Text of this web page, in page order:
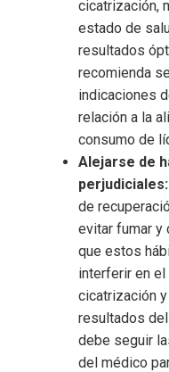
cicatrización,
estado de
resultados
recomienda
indicaciones
relación a la
consumo de
Alejarse de
perjudiciales:
de
evitar fumar y
que estos
interferir en
cicatrización
resultados
debe seguir
del médico